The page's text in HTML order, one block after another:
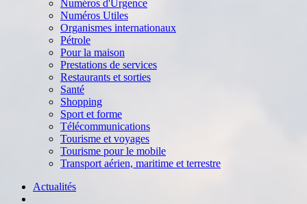
Numéros d'Urgence
Numéros Utiles
Organismes internationaux
Pétrole
Pour la maison
Prestations de services
Restaurants et sorties
Santé
Shopping
Sport et forme
Télécommunications
Tourisme et voyages
Tourisme pour le mobile
Transport aérien, maritime et terrestre
Actualités